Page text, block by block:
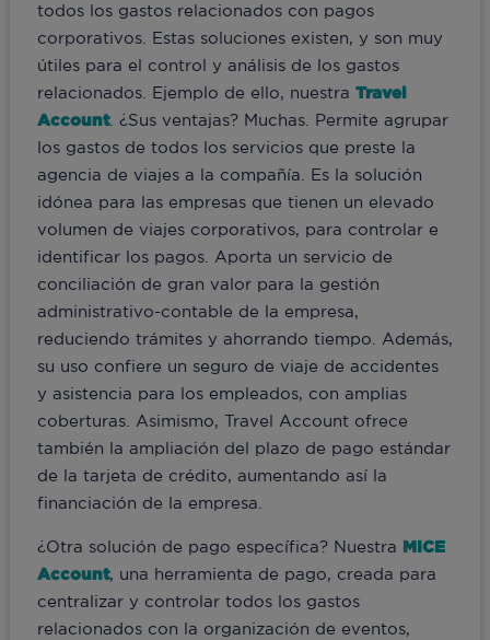
todos los gastos relacionados con pagos
corporativos. Estas soluciones existen, y son muy
útiles para el control y análisis de los gastos
relacionados. Ejemplo de ello, nuestra Travel
Account. ¿Sus ventajas? Muchas. Permite agrupar
los gastos de todos los servicios que preste la
agencia de viajes a la compañía. Es la solución
idónea para las empresas que tienen un elevado
volumen de viajes corporativos, para controlar e
identificar los pagos. Aporta un servicio de
conciliación de gran valor para la gestión
administrativo-contable de la empresa,
reduciendo trámites y ahorrando tiempo. Además,
su uso confiere un seguro de viaje de accidentes
y asistencia para los empleados, con amplias
coberturas. Asimismo, Travel Account ofrece
también la ampliación del plazo de pago estándar
de la tarjeta de crédito, aumentando así la
financiación de la empresa.
¿Otra solución de pago específica? Nuestra MICE
Account, una herramienta de pago, creada para
centralizar y controlar todos los gastos
relacionados con la organización de eventos,